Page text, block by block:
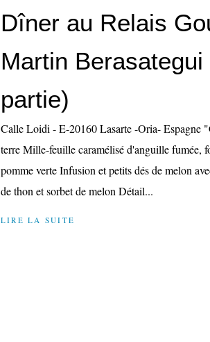
Dîner au Relais
Martin
partie)
Calle Loidi - E-20160 Lasarte -Oria- Espagne
terre Mille-feuille caramélisé d'anguille fumée,
pomme verte Infusion et petits dés de melon
de thon et sorbet de melon Détail...
LIRE LA SUITE